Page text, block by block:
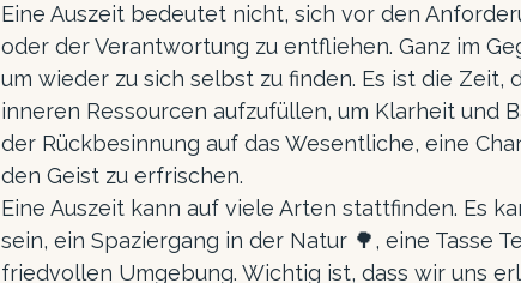
Eine Auszeit bedeutet nicht, sich vor den
oder der Verantwortung zu entfliehen. Ganz im
um wieder zu sich selbst zu finden. Es ist die Zeit,
inneren Ressourcen aufzufüllen, um Klarheit und
der Rückbesinnung auf das Wesentliche, eine
den Geist zu erfrischen.
Eine Auszeit kann auf viele Arten stattfinden. Es
sein, ein Spaziergang in der Natur 🌳, eine Tasse
friedvollen Umgebung. Wichtig ist, dass wir uns